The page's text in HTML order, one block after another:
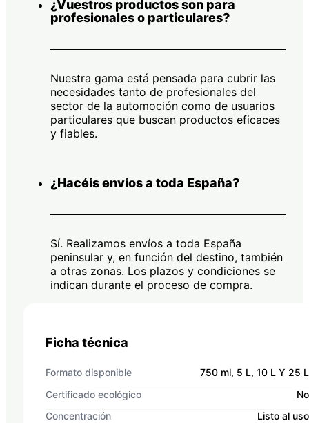
¿Vuestros productos son para
profesionales o particulares?
Nuestra gama está pensada para cubrir las
necesidades tanto de profesionales del
sector de la automoción como de usuarios
particulares que buscan productos eficaces
y fiables.
¿Hacéis envíos a toda España?
Sí. Realizamos envíos a toda España
peninsular y, en función del destino, también
a otras zonas. Los plazos y condiciones se
indican durante el proceso de compra.
Ficha técnica
Formato disponible
750 ml, 5 L, 10 L Y 25 L
Certificado ecológico
No
Concentración
Listo al uso